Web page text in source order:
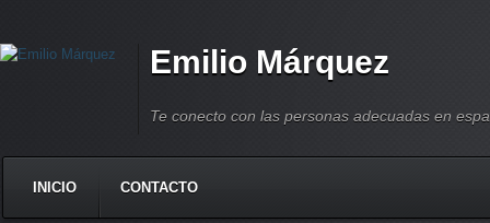
Emilio Márquez
Te conecto con las personas adecuadas en
INICIO CONTACTO